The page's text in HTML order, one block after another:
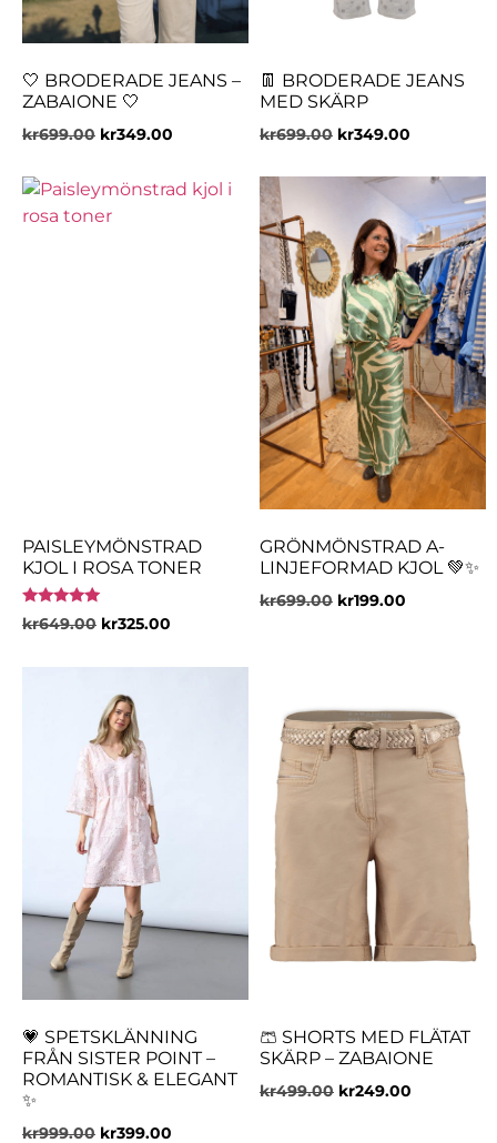
🤍 BRODERADE JEANS –
ZABAIONE 🤍
kr699.00 kr349.00
👖 BRODERADE JEANS
MED SKÄRP
kr699.00 kr349.00
PAISLEYMÖNSTRAD
KJOL I ROSA TONER
Betygsatt
5.00
kr649.00 kr325.00
GRÖNMÖNSTRAD A-
LINJEFORMAD KJOL 💚✨
kr699.00 kr199.00
💗 SPETSKLÄNNING
FRÅN SISTER POINT –
ROMANTISK & ELEGANT
✨
kr999.00 kr399.00
🩳 SHORTS MED FLÄTAT
SKÄRP – ZABAIONE
kr499.00 kr249.00